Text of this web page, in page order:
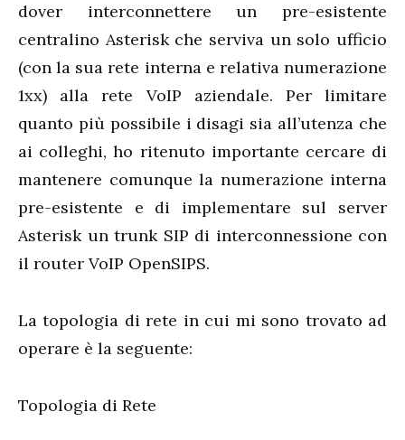
dover interconnettere un pre-esistente
centralino Asterisk che serviva un solo ufficio
(con la sua rete interna e relativa numerazione
1xx) alla rete VoIP aziendale. Per limitare
quanto più possibile i disagi sia all’utenza che
ai colleghi, ho ritenuto importante cercare di
mantenere comunque la numerazione interna
pre-esistente e di implementare sul server
Asterisk un trunk SIP di interconnessione con
il router VoIP OpenSIPS.
La topologia di rete in cui mi sono trovato ad
operare è la seguente:
Topologia di Rete